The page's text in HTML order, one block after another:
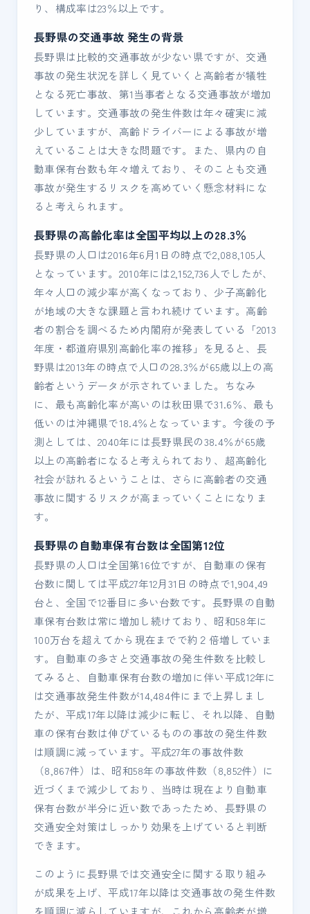
り、構成率は23％以上です。
長野県の交通事故 発生の背景
長野県は比較的交通事故が少ない県ですが、交通
事故の発生状況を詳しく見ていくと高齢者が犠牲
となる死亡事故、第1当事者となる交通事故が増加
しています。交通事故の発生件数は年々確実に減
少していますが、高齢ドライバーによる事故が増
えていることは大きな問題です。また、県内の自
動車保有台数も年々増えており、そのことも交通
事故が発生するリスクを高めていく懸念材料にな
ると考えられます。
長野県の高齢化率は全国平均以上の28.3％
長野県の人口は2016年6月1日の時点で2,088,105人
となっています。2010年には2,152,736人でしたが、
年々人口の減少率が高くなっており、少子高齢化
が地域の大きな課題と言われ続けています。高齢
者の割合を調べるため内閣府が発表している「2013
年度・都道府県別高齢化率の推移」を見ると、長
野県は2013年の時点で人口の28.3％が65歳以上の高
齢者というデータが示されていました。ちなみ
に、最も高齢化率が高いのは秋田県で31.6％、最も
低いのは沖縄県で18.4％となっています。今後の予
測としては、2040年には長野県民の38.4％が65歳
以上の高齢者になると考えられており、超高齢化
社会が訪れるということは、さらに高齢者の交通
事故に関するリスクが高まっていくことになりま
す。
長野県の自動車保有台数は全国第12位
長野県の人口は全国第16位ですが、自動車の保有
台数に関しては平成27年12月31日の時点で1,904,49
台と、全国で12番目に多い台数です。長野県の自動
車保有台数は常に増加し続けており、昭和58年に
100万台を超えてから現在までで約２倍増していま
す。自動車の多さと交通事故の発生件数を比較し
てみると、自動車保有台数の増加に伴い平成12年に
は交通事故発生件数が14,484件にまで上昇しまし
たが、平成17年以降は減少に転じ、それ以降、自動
車の保有台数は伸びているものの事故の発生件数
は順調に減っています。平成27年の事故件数
（8,867件）は、昭和58年の事故件数（8,852件）に
近づくまで減少しており、当時は現在より自動車
保有台数が半分に近い数であったため、長野県の
交通安全対策はしっかり効果を上げていると判断
できます。
このように長野県では交通安全に関する取り組み
が成果を上げ、平成17年以降は交通事故の発生件数